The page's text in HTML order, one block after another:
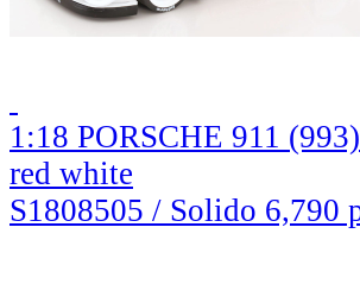
1:18 PORSCHE 911
red white
S1808505 / Solido 6,790